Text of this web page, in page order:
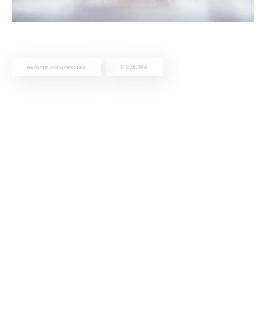
наталія могилевська Я ВДОМА